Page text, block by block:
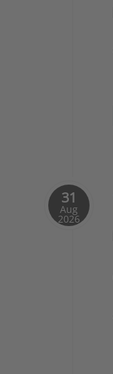
31
Aug
2026